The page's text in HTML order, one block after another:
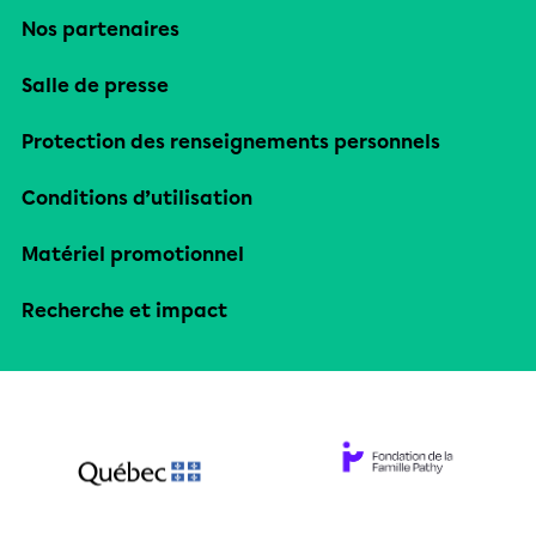
Nos partenaires
Salle de presse
Protection des renseignements personnels
Conditions d’utilisation
Matériel promotionnel
Recherche et impact